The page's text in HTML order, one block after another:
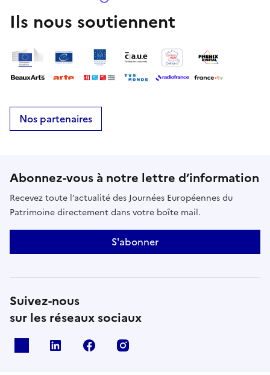
Ils nous soutiennent
Nos partenaires
Abonnez-vous à notre lettre d’information
Recevez toute l’actualité des Journées Européennes du
Patrimoine directement dans votre boîte mail.
S'abonner
Suivez-nous
sur les réseaux sociaux
Linkedin Facebook